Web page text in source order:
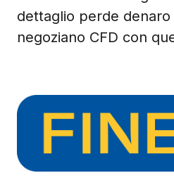
dettaglio perde denaro
negoziano CFD con